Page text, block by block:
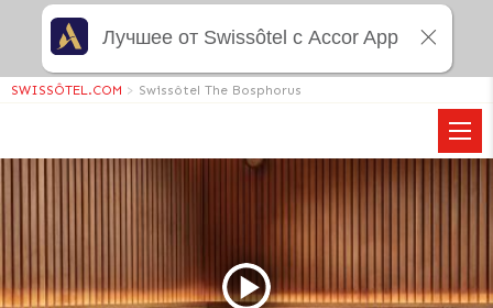
SWISSÔTEL.COM > Swissôtel The Bosphorus
Лучшее от Swissôtel с Accor App